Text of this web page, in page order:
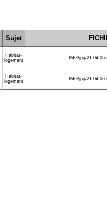
Sujet
Habitat-
logement
IMG/jpg/21-04-
Habitat-
logement
IMG/jpg/21-04-